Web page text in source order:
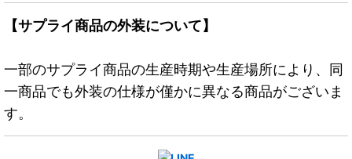
【サプライ商品の外装について】
一部のサプライ商品の生産時期や生産場所により、同
一商品でも外装の仕様が僅かに異なる商品がございま
す。